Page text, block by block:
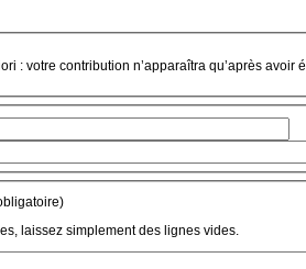
: votre contribution n’apparaîtra qu’après avoir
laissez simplement des lignes vides.